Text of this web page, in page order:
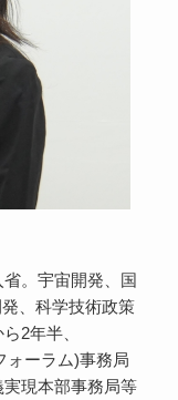
。宇宙開発、国
、科学技術政策
2年半、
ォーラム)事務局
現本部事務局等